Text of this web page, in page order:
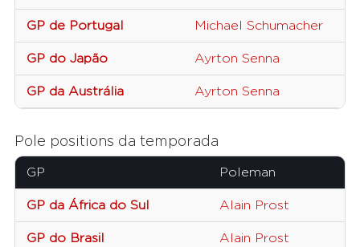
GP de Portugal Michael Schumacher
GP do Japão Ayrton Senna
GP da Austrália Ayrton Senna
Pole positions da temporada
GP Poleman
GP da África do Sul Alain Prost
GP do Brasil Alain Prost